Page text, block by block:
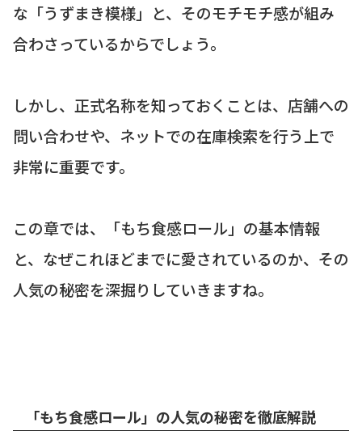
な「うずまき模様」と、そのモチモチ感が組み
合わさっているからでしょう。
しかし、正式名称を知っておくことは、店舗への
問い合わせや、ネットでの在庫検索を行う上で
非常に重要です。
この章では、「もち食感ロール」の基本情報
と、なぜこれほどまでに愛されているのか、その
人気の秘密を深掘りしていきますね。
「もち食感ロール」の人気の秘密を徹底解説